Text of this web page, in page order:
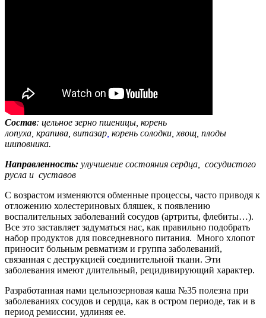
Состав: цельное зерно пшеницы, корень
лопуха, крапива, витазар корень солодки, хвощ, плоды
шиповника.
Направленность: улучшение состояния сердца, сосудистого
русла и суставов
С возрастом изменяются обменные процессы, часто приводя к
отложению холестериновых бляшек, к появлению
воспалительных заболеваний сосудов (артриты, флебиты…).
Все это заставляет задуматься нас, как правильно подобрать
набор продуктов для повседневного питания. Много хлопот
приносит больным ревматизм и группа заболеваний,
связанная с деструкцией соединительной ткани. Эти
заболевания имеют длительный, рецидивирующий характер.
Разработанная нами цельнозерновая каша №35 полезна при
заболеваниях сосудов и сердца, как в остром периоде, так и в
период ремиссии, удлиняя ее.